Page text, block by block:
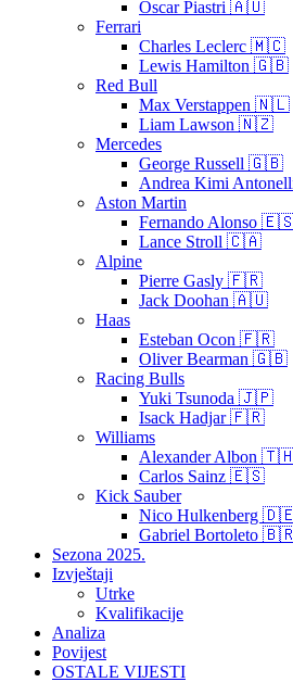
Oscar Piastri 🇦🇺
Ferrari
Charles Leclerc 🇲🇨
Lewis Hamilton 🇬🇧
Red Bull
Max Verstappen 🇳🇱
Liam Lawson 🇳🇿
Mercedes
George Russell 🇬🇧
Andrea Kimi
Aston Martin
Fernando Alonso
Lance Stroll 🇨🇦
Alpine
Pierre Gasly 🇫🇷
Jack Doohan 🇦🇺
Haas
Esteban Ocon 🇫🇷
Oliver Bearman 🇬🇧
Racing Bulls
Yuki Tsunoda 🇯🇵
Isack Hadjar 🇫🇷
Williams
Alexander Albon
Carlos Sainz 🇪🇸
Kick Sauber
Nico Hulkenberg
Gabriel Bortoleto
Sezona 2025.
Izvještaji
Utrke
Kvalifikacije
Analiza
Povijest
OSTALE VIJESTI